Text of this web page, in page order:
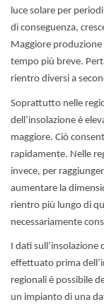
luce solare per
di conseguenza,
Maggiore
tempo più breve.
rientro diversi a
Soprattutto nelle
dell’insolazione è
maggiore. Ciò
rapidamente. Nelle
invece, per
aumentare la
rientro più lungo di
necessariamente
I dati
effettuato prima
regionali è possibile
un impianto di una